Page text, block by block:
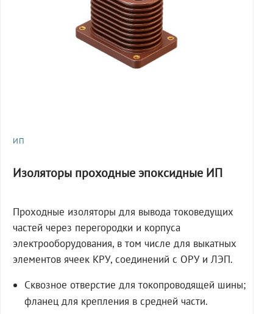
ИП
Изоляторы проходные эпоксидные ИП
Проходные изоляторы для вывода токоведущих
частей через перегородки и корпуса
электрооборудования, в том числе для выкатных
элементов ячеек КРУ, соединений с ОРУ и ЛЭП.
Сквозное отверстие для токопроводящей шины;
фланец для крепления в средней части.